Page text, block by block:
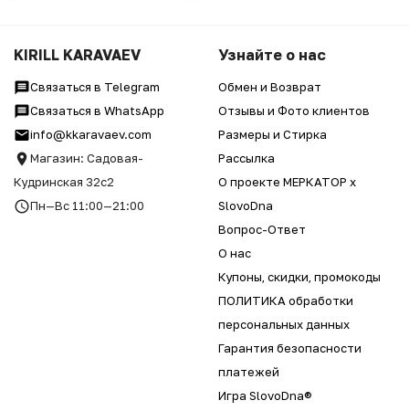
KIRILL KARAVAEV
Связаться в Telegram
Связаться в WhatsApp
info@kkaravaev.com
Магазин: Садовая-
Кудринская 32с2
Пн—Вс 11:00—21:00
Узнайте о нас
Обмен и Возврат
Отзывы и Фото клиентов
Размеры и Стирка
Рассылка
О проекте МЕРКАТОР x
SlovoDna
Вопрос-Ответ
О нас
Купоны, скидки, промокоды
ПОЛИТИКА обработки
персональных данных
Гарантия безопасности
платежей
Игра SlovoDna®